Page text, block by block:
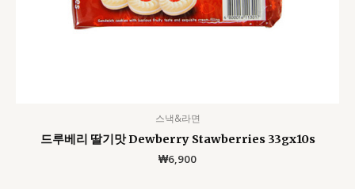
스낵&라면
드루베리 딸기맛 Dewberry Stawberries 33gx10s
₩6,900